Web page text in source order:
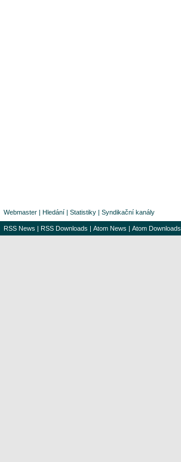
Webmaster | Hledání | Statistiky | Syndikační kanály
RSS News | RSS Downloads | Atom News | Atom Downloads